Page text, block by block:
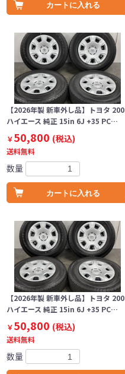
カートに入れる
【2026年製 新車外し品】トヨタ 200
ハイエース 純正 15in 6J +35 PC…
￥50,800 (税込)
送料無料
数量
カートに入れる
【2026年製 新車外し品】トヨタ 200
ハイエース 純正 15in 6J +35 PC…
￥50,800 (税込)
送料無料
数量